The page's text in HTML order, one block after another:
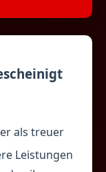
als treuer
Leistungen